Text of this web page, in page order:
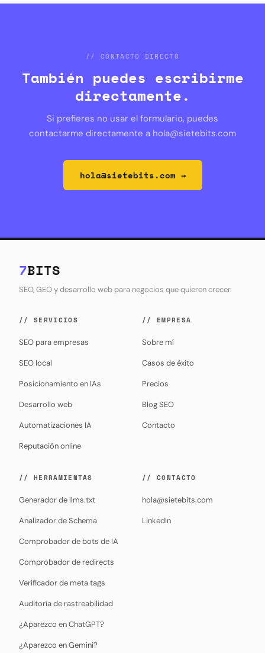
// CONTACTO DIRECTO
También puedes escribirme
directamente.
Si prefieres no usar el formulario, puedes
contactarme directamente a hola@sietebits.com
hola@sietebits.com →
7BITS
SEO, GEO y desarrollo web para negocios que quieren crecer.
// SERVICIOS
SEO para empresas
SEO local
Posicionamiento en IAs
Desarrollo web
Automatizaciones IA
Reputación online
// EMPRESA
Sobre mí
Casos de éxito
Precios
Blog SEO
Contacto
// HERRAMIENTAS
Generador de llms.txt
Analizador de Schema
Comprobador de bots de IA
Comprobador de redirects
Verificador de meta tags
Auditoría de rastreabilidad
¿Aparezco en ChatGPT?
¿Aparezco en Gemini?
// CONTACTO
hola@sietebits.com
LinkedIn